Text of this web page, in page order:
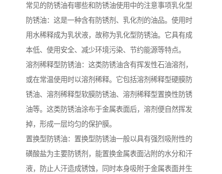
常见的防锈油有哪些和防锈油使用中的注意事项乳化型
防锈油：这是一种含有防锈剂、乳化剂的油品。使用时
用水稀释成为乳状液，故称为乳化型防锈油。它具有成
本低、使用安全、减少环境污染、节约能源等特点。
溶剂稀释型防锈油：这类防锈油含有挥发性石油溶剂，
或在常温使用时以溶剂稀释。它包括溶剂稀释型硬膜防
锈油、溶剂稀释型软膜防锈油、溶剂稀释型置换性防锈
油等。这类防锈油涂布于金属表面后，溶剂便自然挥发
掉，形成一层均匀的保护膜。
置换型防锈油：置换型防锈油一般以具有强烈吸附性的
磺酸盐为主要防锈剂，能置换金属表面沾附的水分和汗
液，防止人汗造成锈蚀，同时本身吸附于金属表面并生